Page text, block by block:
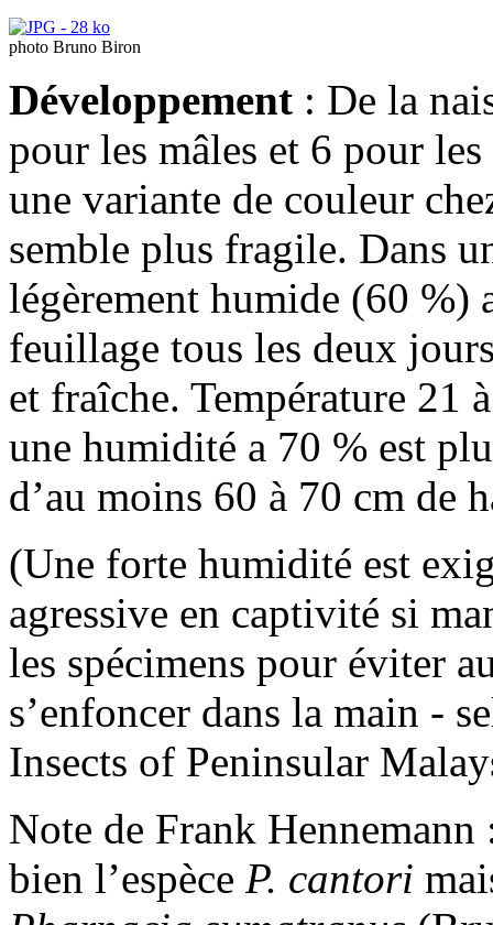
photo Bruno Biron
Développement : De la
pour les mâles et 6 pour
une variante de couleur
semble plus fragile. Dans
légèrement humide (60 %)
feuillage tous les deux
et fraîche. Température 21
une humidité a 70 % est
d’au moins 60 à 70 cm de
(Une forte humidité est
agressive en captivité si
les spécimens pour éviter
s’enfoncer dans la main -
Insects of Peninsular
Note de Frank Hennemann
bien l’espèce P. cantori